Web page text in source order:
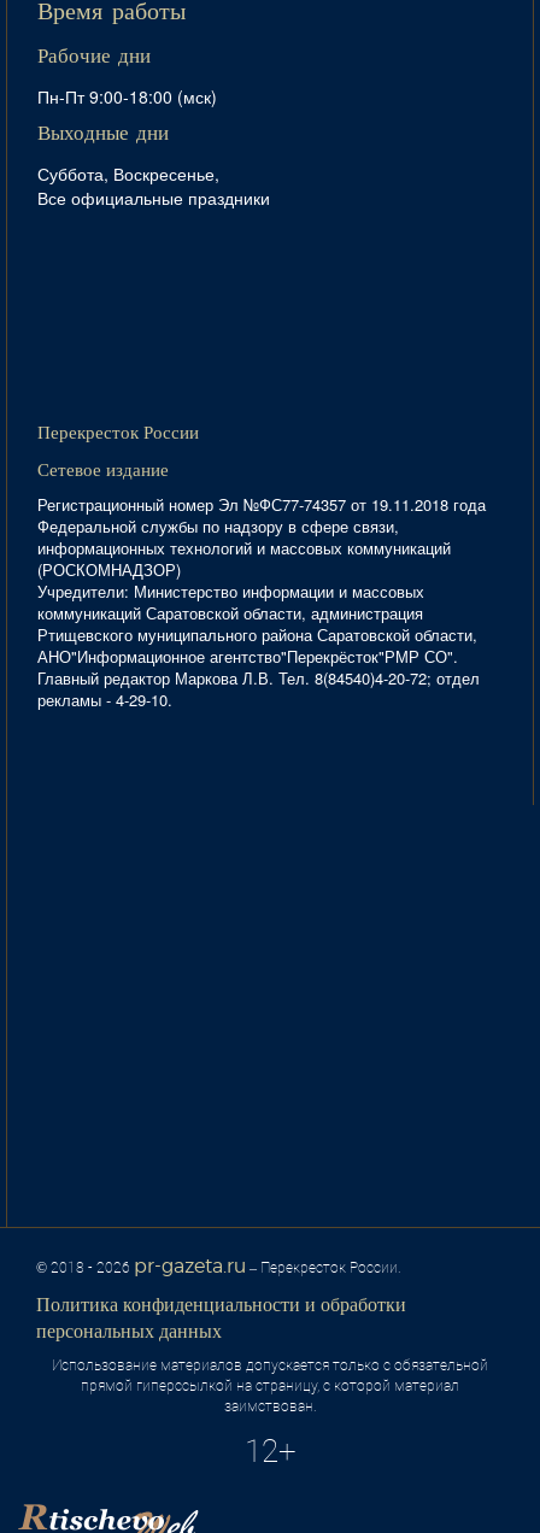
Время работы
Рабочие дни
Пн-Пт 9:00-18:00 (мск)
Выходные дни
Суббота, Воскресенье,
Все официальные праздники
Перекресток России
Сетевое издание
Регистрационный номер Эл №ФС77-74357 от 19.11.2018 года
Федеральной службы по надзору в сфере связи,
информационных технологий и массовых коммуникаций
(РОСКОМНАДЗОР)
Учредители: Министерство информации и массовых
коммуникаций Саратовской области, администрация
Ртищевского муниципального района Саратовской области,
АНО"Информационное агентство"Перекрёсток"РМР СО".
Главный редактор Маркова Л.В. Тел. 8(84540)4-20-72; отдел
рекламы - 4-29-10.
© 2018 - 2026 pr-gazeta.ru – Перекресток России.
Политика конфиденциальности и обработки
персональных данных
Использование материалов допускается только с обязательной
прямой гиперссылкой на страницу, с которой материал
заимствован.
12+